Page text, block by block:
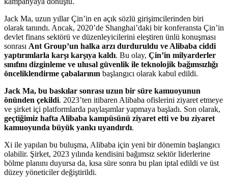
Jack Ma, uzun yıllar Çin’in en açık sözlü girişimcilerinden biri
olarak tanındı. Ancak, 2020’de Shanghai’daki bir konferansta Çin’in
devlet finans sektörü ve düzenleyicilerini eleştiren ünlü konuşması
sonrası Ant Group’un halka arzı durduruldu ve Alibaba ciddi
yaptırımlarla karşı karşıya kaldı. Bu olay, Çin’in milyarderler
sınıfını dizginleme ve ulusal güvenlik ile teknolojik bağımsızlığı
önceliklendirme çabalarının başlangıcı olarak kabul edildi.
Jack Ma, bu baskılar sonrası uzun bir süre kamuoyunun
önünden çekildi. 2023’ten itibaren Alibaba ofislerini ziyaret etmeye
ve şirket içi platformlarda paylaşımlar yapmaya başladı. Son olarak,
geçtiğimiz hafta Alibaba kampüsünü ziyaret etti ve bu ziyaret
kamuoyunda büyük yankı uyandırdı.
Xi ile yapılan bu buluşma, Alibaba için yeni bir dönemin başlangıcı
olabilir. Şirket, 2023 yılında kendisini bağımsız sektör liderlerine
bölme planını duyursa da, kısa süre sonra bu plan iptal edildi ve üst
düzey yöneticiler değiştirildi.